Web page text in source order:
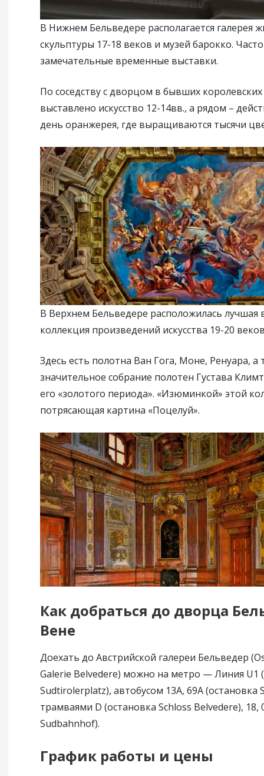
В Нижнем Бельведере располагается галерея
скульптуры 17-18 веков и музей барокко.
замечательные временные выставки.
По соседству с дворцом в бывших
выставлено искусство 12-14вв., а рядом –
день оранжерея, где выращиваются тысячи
В Верхнем Бельведере расположилась лучшая
коллекция произведений искусства 19-20
Здесь есть полотна Ван Гога, Моне, Ренуара, а
значительное собрание полотен Густава
его «золотого периода». «Изюминкой» этой
потрясающая картина «Поцелуй».
Как добраться до дворца
Вене
Доехать до Австрийской галереи Бельведер
Galerie Belvedere) можно на метро — Линия U1
Sudtirolerplatz), автобусом 13A, 69A (остановка
трамваями D (остановка Schloss Belvedere), 18,
Sudbahnhof).
График работы и цены